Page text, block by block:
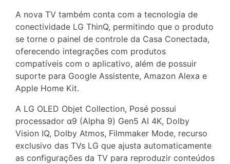
A nova TV também conta com a tecnologia de
conectividade LG ThinQ, permitindo que o produto
se torne o painel de controle da Casa Conectada,
oferecendo integrações com produtos
compatíveis com o aplicativo, além de possuir
suporte para Google Assistente, Amazon Alexa e
Apple Home Kit.
A LG OLED Objet Collection, Posé possui
processador α9 (Alpha 9) Gen5 AI 4K, Dolby
Vision IQ, Dolby Atmos, Filmmaker Mode, recurso
exclusivo das TVs LG que ajusta automaticamente
as configurações da TV para reproduzir conteúdos